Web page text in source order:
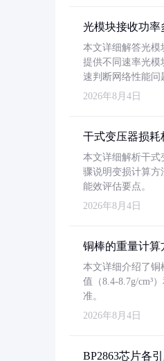
光模块接收功率
本文详细解答光模
提供不同速率光模
速判断网络性能问
2026年8月4日
干式变压器损
本文详细解析干式
骤说明变损计算方
能效评估要点。
2026年8月4日
铜棒的重量计算
本文详细介绍了铜
值（8.4-8.7g/cm³
准。
2026年8月4日
BP2863芯片各